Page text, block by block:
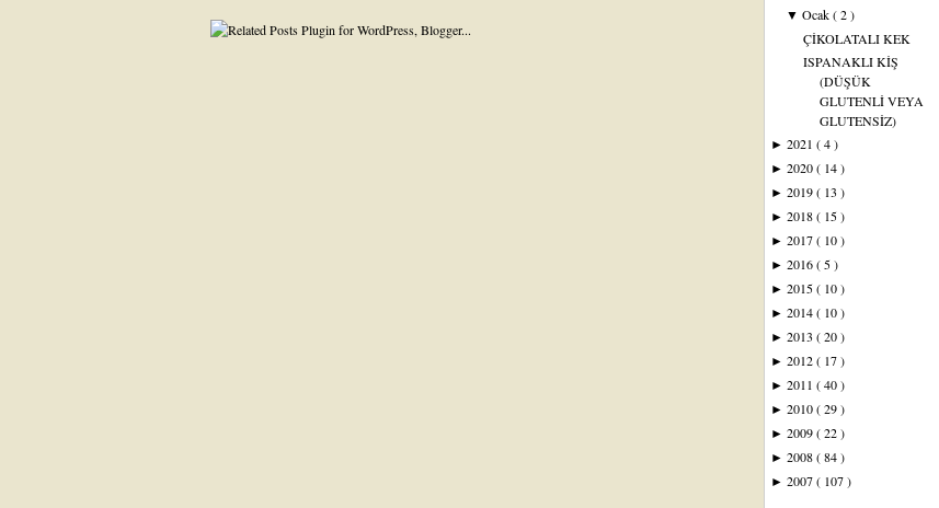
▼Ocak( 2 )
ÇİKOLATALI KEK
ISPANAKLI KİŞ
(DÜŞÜK
GLUTENLİ VEYA
GLUTENSİZ)
► 2021 ( 4 )
► 2020( 14 )
► 2019( 13 )
► 2018( 15 )
► 2017( 10 )
► 2016( 5 )
► 2015( 10 )
► 2014( 10 )
► 2013 ( 20 )
► 2012( 17 )
► 2011 ( 40 )
► 2010( 29 )
► 2009( 22 )
► 2008( 84 )
► 2007( 107 )